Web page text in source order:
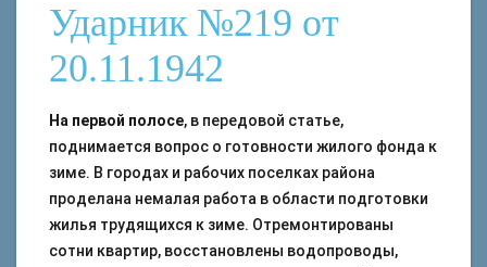
Ударник №219 от
20.11.1942
На первой полосе, в передовой статье,
поднимается вопрос о готовности жилого фонда к
зиме. В городах и рабочих поселках района
проделана немалая работа в области подготовки
жилья трудящихся к зиме. Отремонтированы
сотни квартир, восстановлены водопроводы,